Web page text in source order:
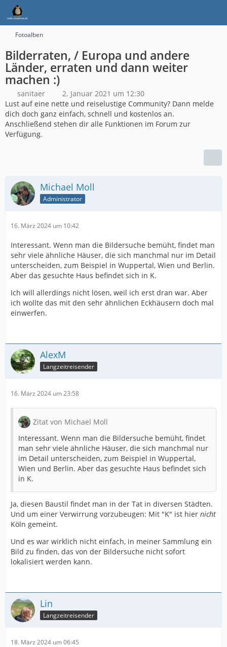
Fotoalben
Bilderraten, / Europa und andere
Länder, erraten und dann weiter
machen :)
sanitaer
2. Januar 2021 um 12:30
Lust auf eine nette und reiselustige Community? Dann melde
dich doch ganz einfach, schnell und kostenlos an.
Anschließend stehen dir alle Funktionen im Forum zur
Verfügung.
Michael Moll
Administrator
16. März 2024 um 10:42
Interessant. Wenn man die Bildersuche bemüht, findet man
sehr viele ähnliche Häuser, die sich manchmal nur im Detail
unterscheiden, zum Beispiel in Wuppertal, Wien und Berlin.
Aber das gesuchte Haus befindet sich in K.
Ich will allerdings nicht lösen, weil ich erst dran war. Aber
ich wollte das mit den sehr ähnlichen Eckhäusern doch mal
einwerfen.
AlexM
Langzeitreisender
16. März 2024 um 23:58
Zitat von Michael Moll
Interessant. Wenn man die Bildersuche bemüht, findet
man sehr viele ähnliche Häuser, die sich manchmal nur
im Detail unterscheiden, zum Beispiel in Wuppertal,
Wien und Berlin. Aber das gesuchte Haus befindet sich
in K.
Ja, diesen Baustil findet man in der Tat in diversen Städten.
Und um einer Verwirrung vorzubeugen: Mit "K" ist hier nicht
Köln gemeint.
Und es war wirklich nicht einfach, in meiner Sammlung ein
Bild zu finden, das von der Bildersuche nicht sofort
lokalisiert werden kann.
Lin
Langzeitreisender
18. März 2024 um 06:45